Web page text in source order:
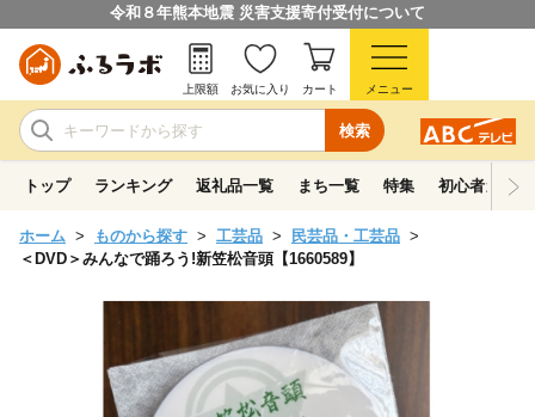
令和８年熊本地震 災害支援寄付受付について
検索
上限額 お気に入り カート メニュー
トップ ランキング 返礼品一覧 まち一覧 特集 初心者ガイド
ホーム ものから探す 工芸品
民芸品・工芸品
＜DVD＞みんなで踊ろう!新笠松音頭【1660589】